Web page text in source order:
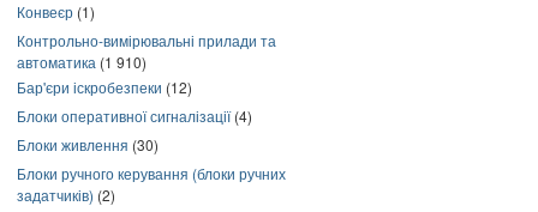
Конвеєр (1)
Контрольно-вимірювальні прилади та
автоматика (1 910)
Бар'єри іскробезпеки (12)
Блоки оперативної сигналізації(4)
Блоки живлення (30)
Блоки ручного керування (блоки ручних
задатчиків) (2)